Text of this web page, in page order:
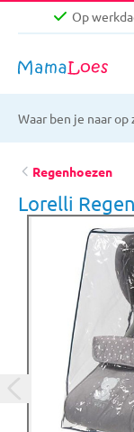
Op
Op
Regenhoezen
Lorelli